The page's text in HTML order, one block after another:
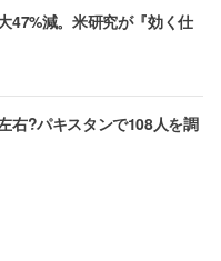
47%減。米研究が『効く仕
右?パキスタンで108人を調